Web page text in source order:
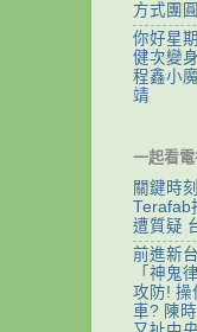
方式團圓
你好星
健次變
程鑫小
靖
一起看
關鍵時
Terafab
遭質疑
前進新
「神鬼
攻防! 操
車? 陳